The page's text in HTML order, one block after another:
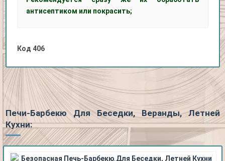
антисептиком или покрасить;
Код 406
Печи-Барбекю Для Беседки, Веранды, Летней
Кухни: